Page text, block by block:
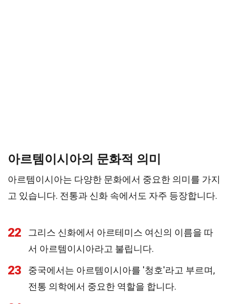
아르템이시아의 문화적 의미
아르템이시아는 다양한 문화에서 중요한 의미를 가지
고 있습니다. 전통과 신화 속에서도 자주 등장합니다.
22
그리스 신화에서 아르테미스 여신의 이름을 따
서 아르템이시아라고 불립니다.
23
중국에서는 아르템이시아를 '청호'라고 부르며,
전통 의학에서 중요한 역할을 합니다.